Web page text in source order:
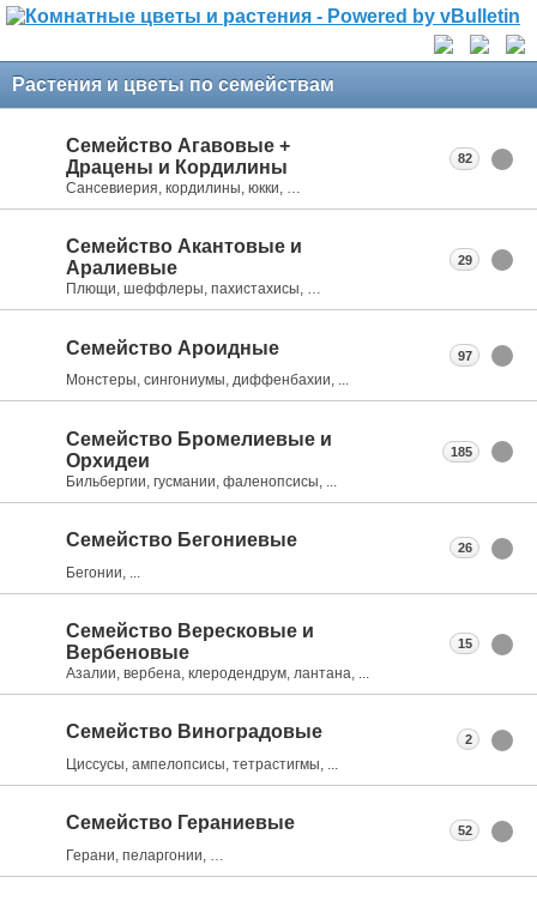
Растения и цветы по семействам
Семейство Агавовые +
Драцены и Кордилины
Сансевиерия, кордилины, юкки, …
82
Семейство Акантовые и
Аралиевые
Плющи, шеффлеры, пахистахисы, …
29
Семейство Ароидные
Монстеры, сингониумы, диффенбахии, ...
97
Семейство Бромелиевые и
Орхидеи
Бильбергии, гусмании, фаленопсисы, ...
185
Семейство Бегониевые
Бегонии, ...
26
Семейство Вересковые и
Вербеновые
Азалии, вербена, клеродендрум, лантана, ...
15
Семейство Виноградовые
Циссусы, ампелопсисы, тетрастигмы, ...
2
Семейство Гераниевые
Герани, пеларгонии, …
52